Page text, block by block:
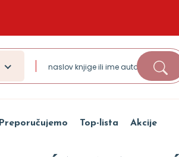
Preporučujemo Top-lista Akcije